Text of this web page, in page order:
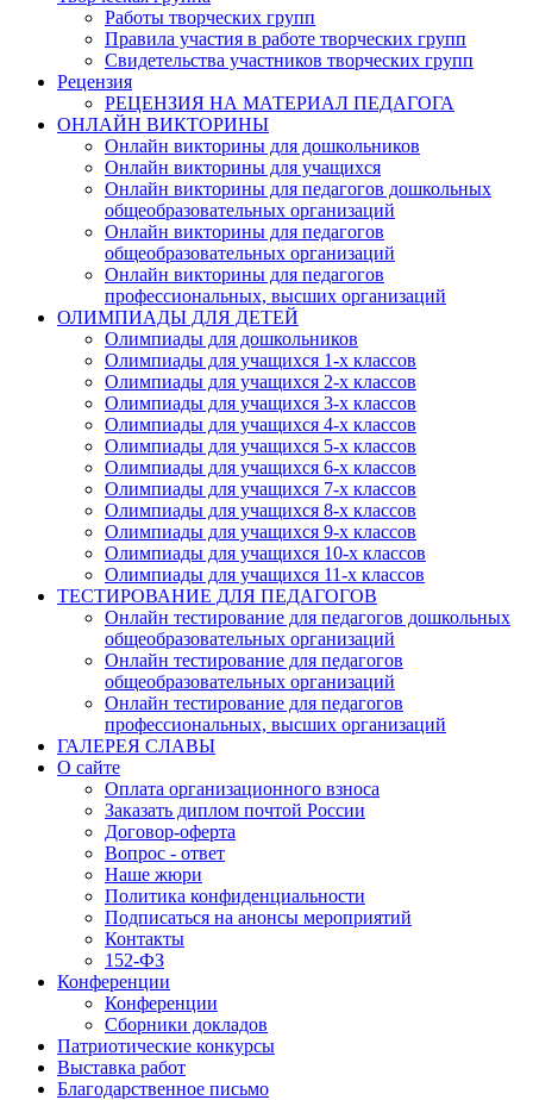
Работы творческих групп
Правила участия в работе творческих групп
Свидетельства участников творческих групп
Рецензия
РЕЦЕНЗИЯ НА МАТЕРИАЛ ПЕДАГОГА
ОНЛАЙН ВИКТОРИНЫ
Онлайн викторины для дошкольников
Онлайн викторины для учащихся
Онлайн викторины для педагогов дошкольных
общеобразовательных организаций
Онлайн викторины для педагогов
общеобразовательных организаций
Онлайн викторины для педагогов
профессиональных, высших организаций
ОЛИМПИАДЫ ДЛЯ ДЕТЕЙ
Олимпиады для дошкольников
Олимпиады для учащихся 1-х классов
Олимпиады для учащихся 2-х классов
Олимпиады для учащихся 3-х классов
Олимпиады для учащихся 4-х классов
Олимпиады для учащихся 5-х классов
Олимпиады для учащихся 6-х классов
Олимпиады для учащихся 7-х классов
Олимпиады для учащихся 8-х классов
Олимпиады для учащихся 9-х классов
Олимпиады для учащихся 10-х классов
Олимпиады для учащихся 11-х классов
ТЕСТИРОВАНИЕ ДЛЯ ПЕДАГОГОВ
Онлайн тестирование для педагогов дошкольных
общеобразовательных организаций
Онлайн тестирование для педагогов
общеобразовательных организаций
Онлайн тестирование для педагогов
профессиональных, высших организаций
ГАЛЕРЕЯ СЛАВЫ
О сайте
Оплата организационного взноса
Заказать диплом почтой России
Договор-оферта
Вопрос - ответ
Наше жюри
Политика конфиденциальности
Подписаться на анонсы мероприятий
Контакты
152-ФЗ
Конференции
Конференции
Сборники докладов
Патриотические конкурсы
Выставка работ
Благодарственное письмо
Анонсы конкурсов
Подпишитесь на анонсы сегодня и узнавайте
о самом важном.
Email
Имя
Организация
Нажимая на кнопку, вы даете согласие на обработку своих
данных согласно 152-ФЗ.Подробнее